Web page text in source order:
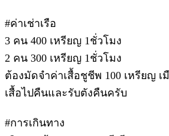
#ค่าเช่าเรือ
3 คน 400 เหรียญ 1ชั่วโมง
2 คน 300 เหรียญ 1ชั่วโมง
ต้องมัดจำค่าเสื้อชูชีพ 100 เหรียญ เ
เสื้อไปคืนและรับตังคืนครับ
#การเกินทาง